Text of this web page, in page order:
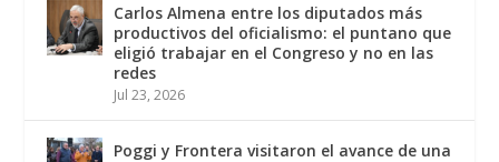
Carlos Almena entre los diputados más
productivos del oficialismo: el puntano que
eligió trabajar en el Congreso y no en las
redes
Jul 23, 2026
Poggi y Frontera visitaron el avance de una